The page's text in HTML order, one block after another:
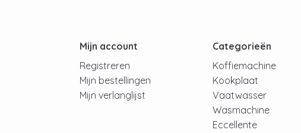
Mijn account
Registreren
Mijn bestellingen
Mijn verlanglijst
Categorieën
Koffiemachine
Kookplaat
Vaatwasser
Wasmachine
Eccellente